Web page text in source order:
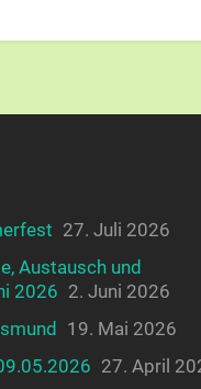
27. Juli 2026
Austausch und
2026 2. Juni 2026
19. Mai 2026
27. April